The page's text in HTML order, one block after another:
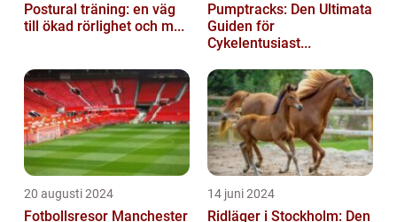
Postural träning: en väg
till ökad rörlighet och m...
Pumptracks: Den Ultimata
Guiden för
Cykelentusiast...
20 augusti 2024
Fotbollsresor Manchester
14 juni 2024
Ridläger i Stockholm: Den